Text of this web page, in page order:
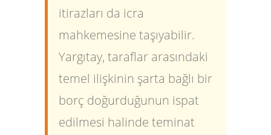
itirazları da icra
mahkemesine taşıyabilir.
Yargıtay, taraflar arasındaki
temel ilişkinin şarta bağlı bir
borç doğurduğunun ispat
edilmesi halinde teminat